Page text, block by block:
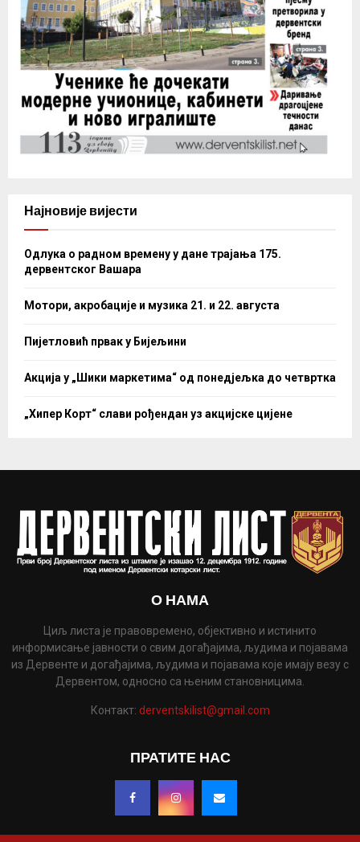
Најновије вијести
Одлука о радном времену у дане трајања 175.
дервентског Вашара
Мотори, акробације и музика 21. и 22. августа
Пијетловић првак у Бијељини
Акција у „Шики маркетима“ од понедјељка до четвртка
„Хипер Корт“ слави рођендан уз акцијске цијене
О НАМА
Циљ листа је правовремено, објективно и истинито
информисање јавности о свим догађајима, људима и појавама
из Дервенте и догађајима, људима и појавама које имају везу с
Дервентом, односно са њеним становницима.
Контакт: derventskilist@gmail.com
ПРАТИТЕ НАС